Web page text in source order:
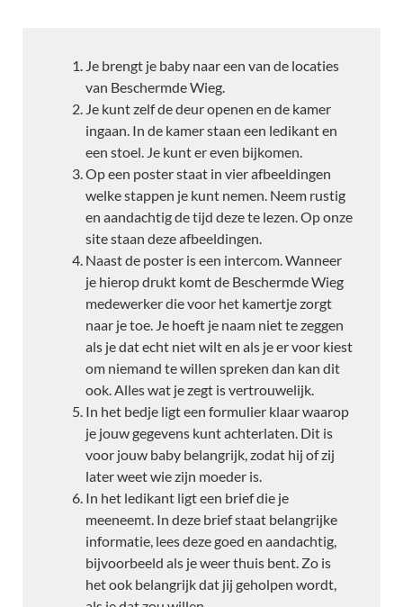
Je brengt je baby naar een van de locaties
van Beschermde Wieg.
Je kunt zelf de deur openen en de kamer
ingaan. In de kamer staan een ledikant en
een stoel. Je kunt er even bijkomen.
Op een poster staat in vier afbeeldingen
welke stappen je kunt nemen. Neem rustig
en aandachtig de tijd deze te lezen. Op onze
site staan deze afbeeldingen.
Naast de poster is een intercom. Wanneer
je hierop drukt komt de Beschermde Wieg
medewerker die voor het kamertje zorgt
naar je toe. Je hoeft je naam niet te zeggen
als je dat echt niet wilt en als je er voor kiest
om niemand te willen spreken dan kan dit
ook. Alles wat je zegt is vertrouwelijk.
In het bedje ligt een formulier klaar waarop
je jouw gegevens kunt achterlaten. Dit is
voor jouw baby belangrijk, zodat hij of zij
later weet wie zijn moeder is.
In het ledikant ligt een brief die je
meeneemt. In deze brief staat belangrijke
informatie, lees deze goed en aandachtig,
bijvoorbeeld als je weer thuis bent. Zo is
het ook belangrijk dat jij geholpen wordt,